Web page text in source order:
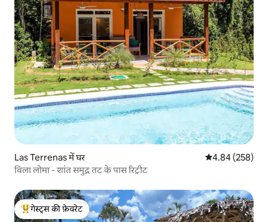
Las Terrenas में घर औसत रेटिंग 5 में से
4.84 (258)
विला लोमा - शांत समुद्र तट के पास रिट्रीट
गेस्ट्स का टॉप फ़ेवरेट
गेस्ट्स की फ़ेवरेट